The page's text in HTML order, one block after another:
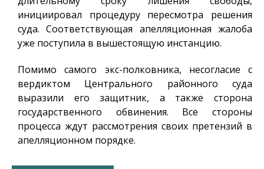
инициировал процедуру пересмотра решения
суда. Соответствующая апелляционная жалоба
уже поступила в вышестоящую инстанцию.
Помимо самого экс-полковника, несогласие с
вердиктом Центрального районного суда
выразили его защитник, а также сторона
государственного обвинения. Все стороны
процесса ждут рассмотрения своих претензий в
апелляционном порядке.